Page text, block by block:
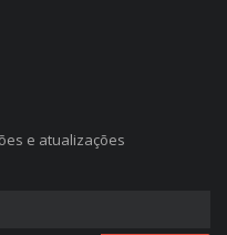
e atualizações